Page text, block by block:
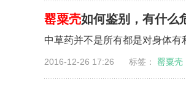
罂粟壳如何鉴别，有什么
中草药并不是所有都是对身体
2016-12-26 17:26 标签： 罂粟壳